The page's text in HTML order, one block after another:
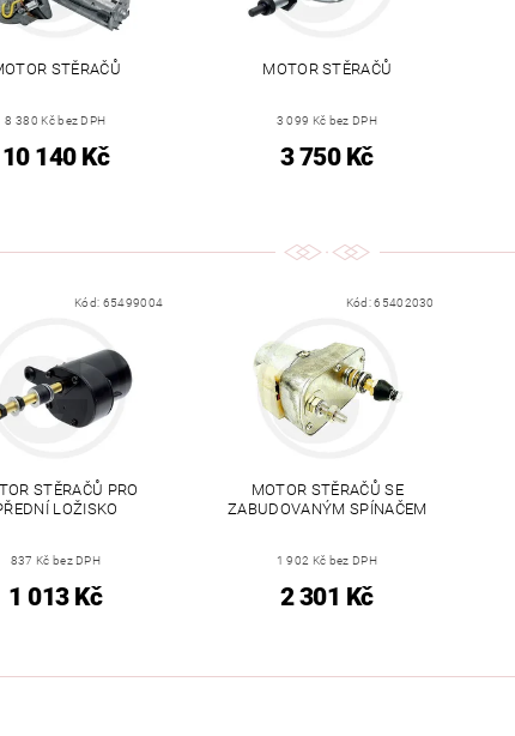
STĚRAČŮ
8 380 Kč bez DPH
10 140 Kč
MOTOR STĚRAČŮ
3 099 Kč bez DPH
3 750 Kč
Kód: 65499004
STĚRAČŮ PRO
LOŽISKO
837 Kč bez DPH
1 013 Kč
Kód:65402030
MOTOR STĚRAČŮ SE
ZABUDOVANÝM SPÍNAČEM
1 902 Kč bez DPH
2 301 Kč